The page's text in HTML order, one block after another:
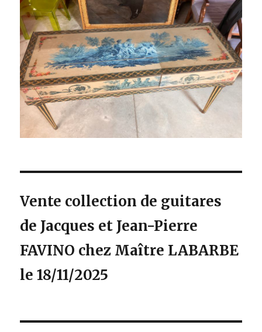
Vente collection de guitares
de Jacques et Jean-Pierre
FAVINO chez Maître LABARBE
le 18/11/2025